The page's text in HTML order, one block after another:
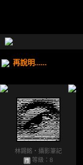
再說明......
林錫銘‧攝影筆記
等級：8